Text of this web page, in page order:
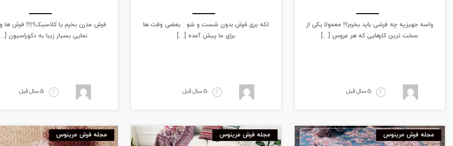
واسه جهیزیه چه فرشی باید بخرم؟! معمولا یکی از
سخت ترین کارهایی که هر عروس […]
5 سال قبل
لکه بری فرش بدون شست و شو بعضی وقت ها
برای ما پیش آمده […]
5 سال قبل
فرش مدرن بخرم یا کلاسیک؟؟!! فرش ها و
نمایی بسیار زیبا به دکوراسیون
5 سال قبل
مجله فرش مرینوس مجله فرش مرینوس مجله فرش مرینوس